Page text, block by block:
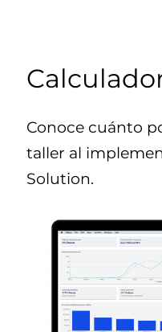
Conoce cuánto
taller al
Solution.